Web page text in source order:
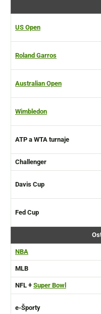
US Open
Roland Garros
Australian Open
Wimbledon
ATP a WTA turnaje
Challenger
Davis Cup
Fed Cup
NBA
MLB
NFL + Super Bowl
e-Športy